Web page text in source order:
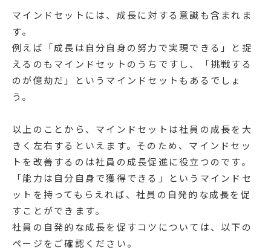
マインドセットには、成長に対する意識も含まれま
す。
例えば「成長は自分自身の努力で実現できる」と捉
えるのもマインドセットのうちですし、「挑戦する
のが億劫だ」というマインドセットもあるでしょ
う。
以上のことから、マインドセットは社員の成長を大
きく左右するといえます。そのため、マインドセッ
トを改善するのは社員の成長促進に役立つのです。
「能力は自分自身で獲得できる」というマインドセ
ットを持ってもらえれば、社員の自発的な成長を促
すことができます。
社員の自発的な成長を促すコツについては、以下の
ページをご確認ください。